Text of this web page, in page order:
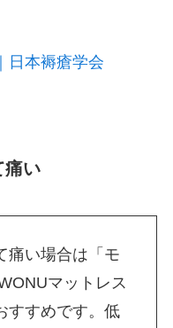
日本褥瘡学会
痛い
痛い場合は「モ
マットレス
すすめです。低